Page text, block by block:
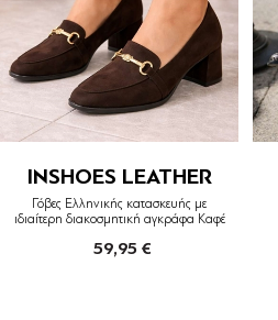
INSHOES LEATHER
Γόβες Ελληνικής κατασκευής με
ιδιαίτερη διακοσμητική αγκράφα Καφέ
59,95 €